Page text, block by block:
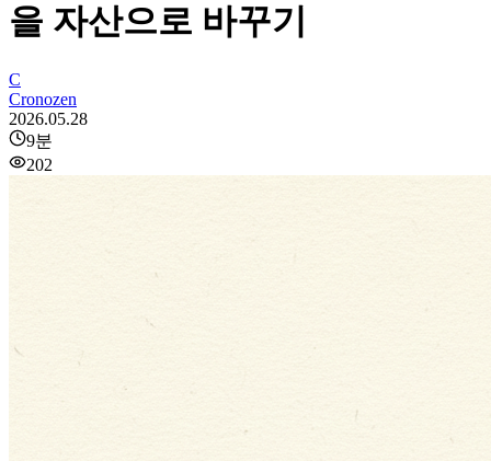
을 자산으로 바꾸기
C
Cronozen
2026.05.28
9분
202